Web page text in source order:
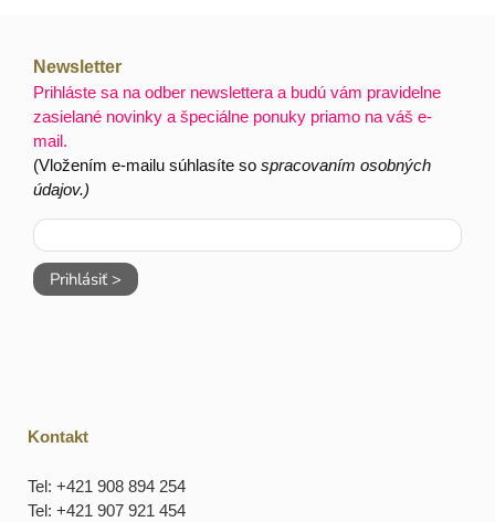
Newsletter
Prihláste sa na odber newslettera a budú vám pravidelne
zasielané novinky a špeciálne ponuky priamo na váš e-
mail.
(Vložením e-mailu súhlasíte sospracovaním osobných
údajov.)
Prihlásiť >
Kontakt
Tel: +421 908 894 254
Tel: +421 907 921 454